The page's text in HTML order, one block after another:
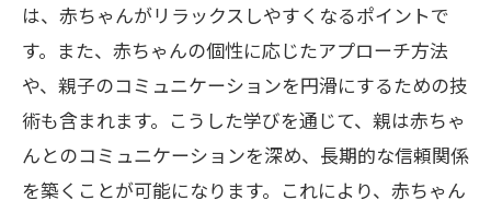
育児ストレスを軽減するリラクゼーショ
ン効果
家庭で簡単にできるケアの方法
セラピスト通信講座で学ぶマッサージの
応用技術
は、赤ちゃんがリラックスしやすくなるポイントで
す。また、赤ちゃんの個性に応じたアプローチ方法
や、親子のコミュニケーションを円滑にするための技
術も含まれます。こうした学びを通じて、親は赤ちゃ
んとのコミュニケーションを深め、長期的な信頼関係
を築くことが可能になります。これにより、赤ちゃん